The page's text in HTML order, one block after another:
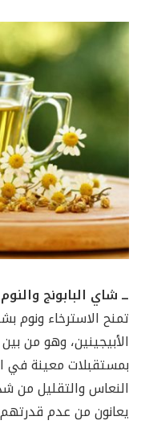
ــ شاي البابونج
تمنح الاسترخاء ونوم
الأبيجينين، وهو من
بمستقبلات معينة في
النعاس والتقليل من
يعانون من عدم